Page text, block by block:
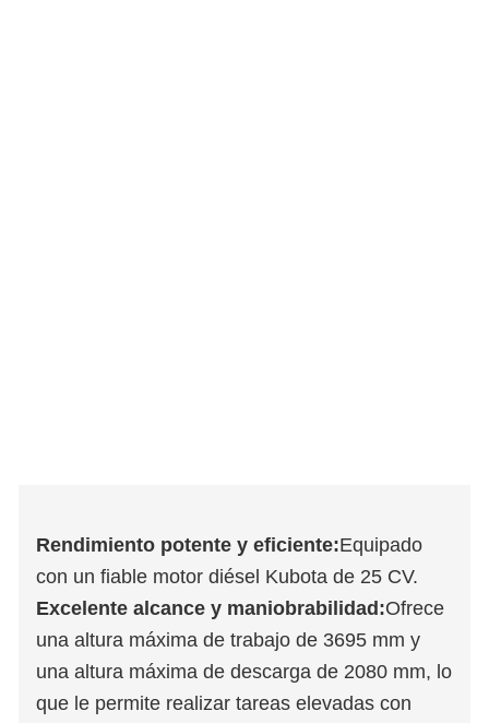
Rendimiento potente y eficiente:Equipado
con un fiable motor diésel Kubota de 25 CV.
Excelente alcance y maniobrabilidad:Ofrece
una altura máxima de trabajo de 3695 mm y
una altura máxima de descarga de 2080 mm, lo
que le permite realizar tareas elevadas con